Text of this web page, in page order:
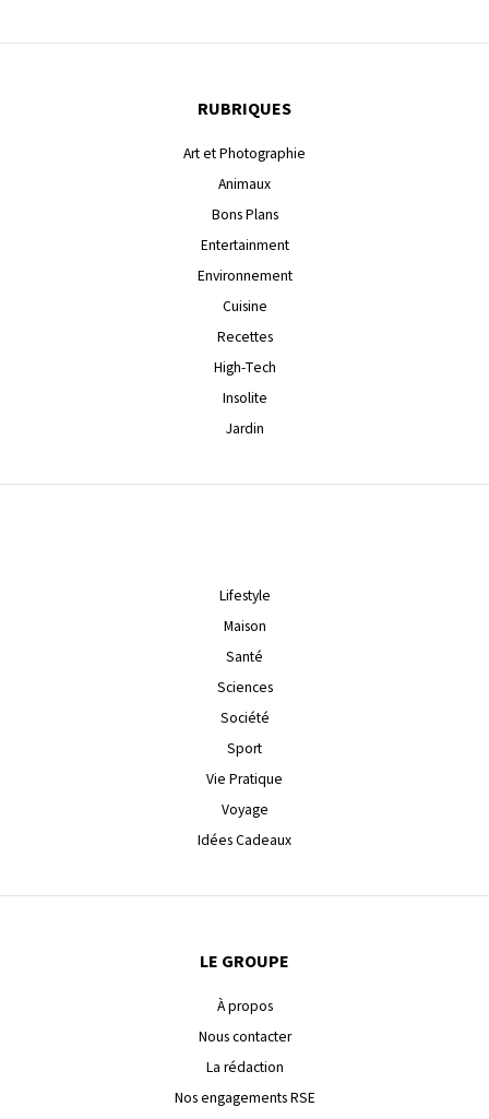
RUBRIQUES
Art et Photographie
Animaux
Bons Plans
Entertainment
Environnement
Cuisine
Recettes
High-Tech
Insolite
Jardin
Lifestyle
Maison
Santé
Sciences
Société
Sport
Vie Pratique
Voyage
Idées Cadeaux
LE GROUPE
À propos
Nous contacter
La rédaction
Nos engagements RSE